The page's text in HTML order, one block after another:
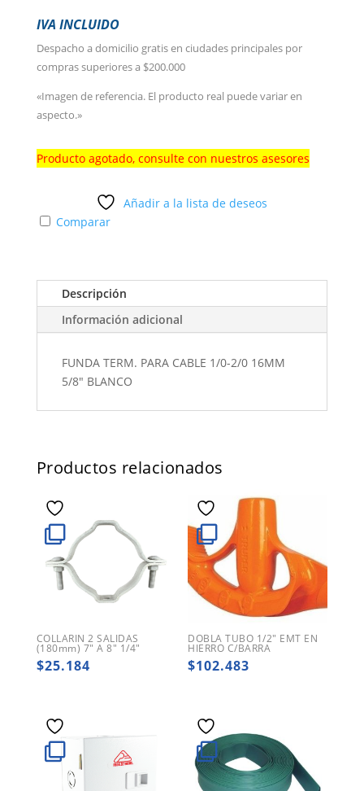
IVA INCLUIDO
Despacho a domicilio gratis en ciudades principales por
compras superiores a $200.000
«Imagen de referencia. El producto real puede variar en
aspecto.»
Producto agotado, consulte con nuestros asesores
Añadir a la lista de deseos
Comparar
Descripción
Información adicional
FUNDA TERM. PARA CABLE 1/0-2/0 16MM
5/8" BLANCO
Productos relacionados
COLLARIN 2 SALIDAS
(180mm) 7″ A 8″ 1/4″
$25.184
DOBLA TUBO 1/2″ EMT EN
HIERRO C/BARRA
$102.483